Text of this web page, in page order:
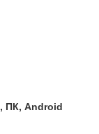
ПК, Android